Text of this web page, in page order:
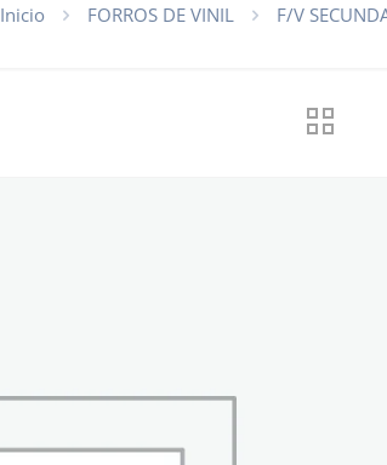
Inicio FORROS DE VINIL F/V